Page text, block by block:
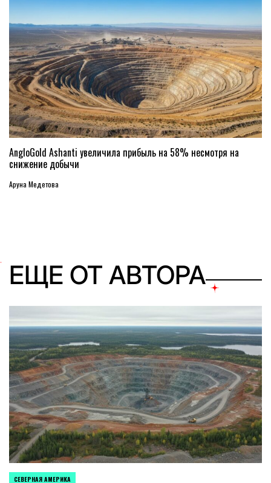
AngloGold Ashanti увеличила прибыль на 58% несмотря на
снижение добычи
Аруна Медетова
ЕЩЕ ОТ АВТОРА
СЕВЕРНАЯ АМЕРИКА